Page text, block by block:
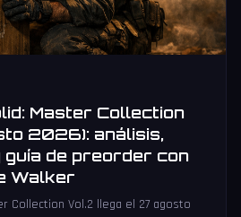
Master Collection
2026): análisis,
de preorder con
Walker
Collection Vol.2 llega el 27 agosto